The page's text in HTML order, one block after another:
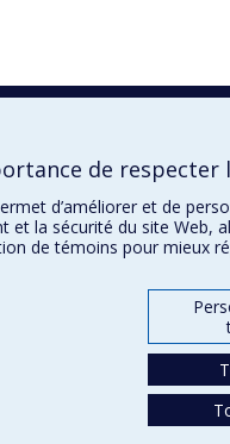
de respecter
d’améliorer et de
la sécurité du site Web,
de témoins pour mieux